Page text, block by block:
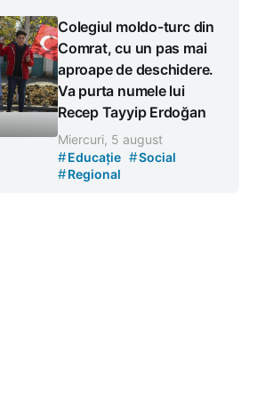
Colegiul moldo-turc din
Comrat, cu un pas mai
aproape de deschidere.
Va purta numele lui
Recep Tayyip Erdoğan
Miercuri, 5 august
#Educație #Social
#Regional